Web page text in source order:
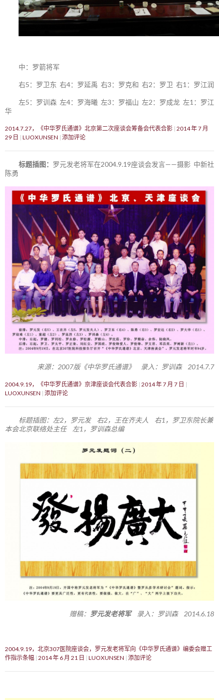
中：罗箭将军
右5：罗卫东 右4：罗延禹 右3：罗克和 右2：罗卫 右1：罗江润
左5：罗训森 左4：罗海曦 左3：罗福山 左2：罗成龙 左1：罗江
华
2014.7.27，《中华罗氏通谱》北京第二次座谈会筹备会代表合影 2014 年 7 月
29 日
LUOXUNSEN 添加评论
标题插图： 罗元发老将军在2004.9.19座谈会发言——摄影 中新社
陈勇
来源：2007版《中华罗氏通谱》 录入：罗训森 2014.7.7
2004.9.19，《中华罗氏通谱》京津座谈会代表合影 2014 年 7 月 7 日
LUOXUNSEN 添加评论
标题插图：左2，罗元发 右2，王在齐夫人 右1，罗卫东院长兼
本会北京联络处主任 左1，罗训森总编
赠稿： 罗元发老将军录入：罗训森 2014.6.18
2004.9.19，北京307医院座谈会，罗元发老将军向《中华罗氏通谱》编委会赠工
作指示条幅 2014 年 6 月 21 日 LUOXUNSEN 添加评论